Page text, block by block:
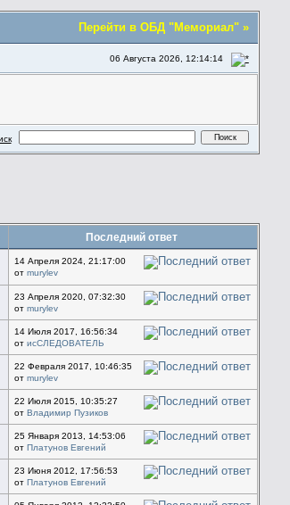
Перейти в ОБД "Мемориал" »
06 Августа 2026, 12:14:14
Последний ответ
14 Апреля 2024, 21:17:00
отmurylev
23 Апреля 2020, 07:32:30
отmurylev
14 Июля 2017, 16:56:34
отисСЛЕДОВАТЕЛЬ
22 Февраля 2017, 10:46:35
отmurylev
22 Июля 2015, 10:35:27
от Владимир Пузиков
25 Января 2013, 14:53:06
от Платунов Евгений
23 Июня 2012, 17:56:53
от Платунов Евгений